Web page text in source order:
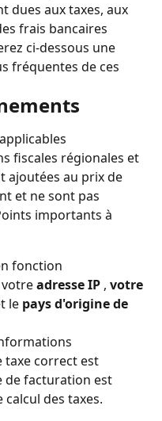
dues aux taxes, aux
frais bancaires
ci-dessous une
fréquentes de ces
fiscales régionales et
ajoutées au prix de
et ne sont pas
importants à
fonction
adresse IP , votre
le pays d'origine de
taxe correct est
de facturation est
des taxes.